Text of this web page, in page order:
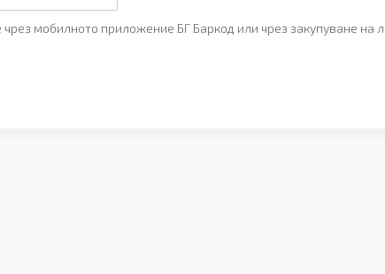
мобилното приложение БГ Баркод или чрез закупуване на